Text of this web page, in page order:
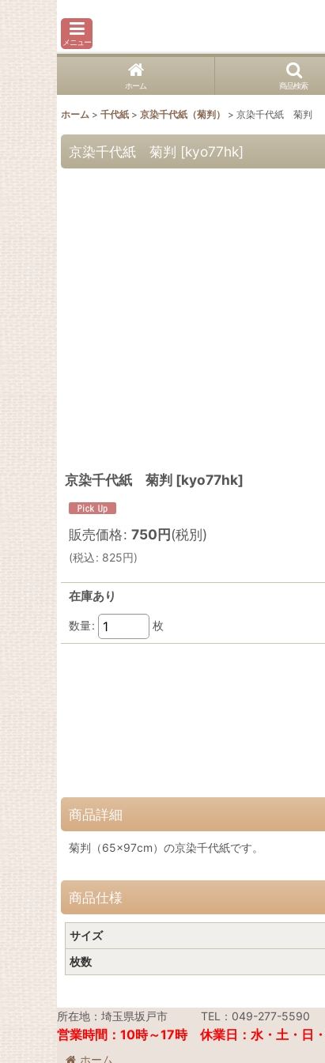
メニュー
ホーム 商品検索
ホーム > 千代紙 > 京染千代紙（菊判） > 京染千代紙 菊判
京染千代紙 菊判 [kyo77hk]
京染千代紙 菊判 [kyo77hk]
販売価格: 750円(税別)
(税込: 825円)
在庫あり
数量: 枚
商品詳細
菊判（65×97cm）の京染千代紙です。
商品仕様
サイズ
枚数
所在地：埼玉県坂戸市 TEL：049-277-
営業時間：10時～17時 休業日：水・土・日
ホーム